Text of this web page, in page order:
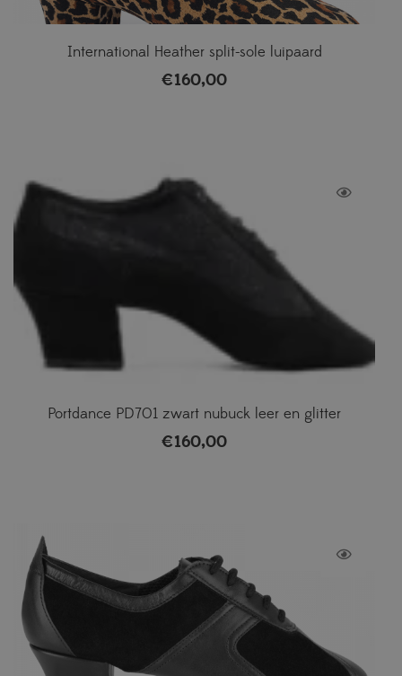
International Heather split-sole luipaard
€160,00
Portdance PD701 zwart nubuck leer en glitter
€160,00